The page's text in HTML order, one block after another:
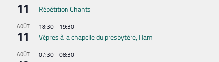
11 Répétition Chants
AOÛT
11
18:30 - 19:30
Vêpres à la chapelle du presbytère, Ham
AOÛT 07:30 - 08:30